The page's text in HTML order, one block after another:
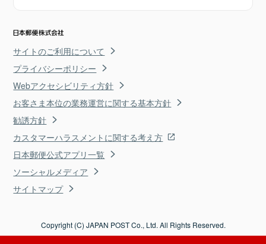
サイトのご利用について
プライバシーポリシー
Webアクセシビリティ方針
お客さま本位の業務運営に関する基本方針
勧誘方針
カスタマーハラスメントに関する考え方
日本郵便公式アプリ一覧
ソーシャルメディア
サイトマップ
Copyright (C) JAPAN POST Co., Ltd. All Rights Reserved.